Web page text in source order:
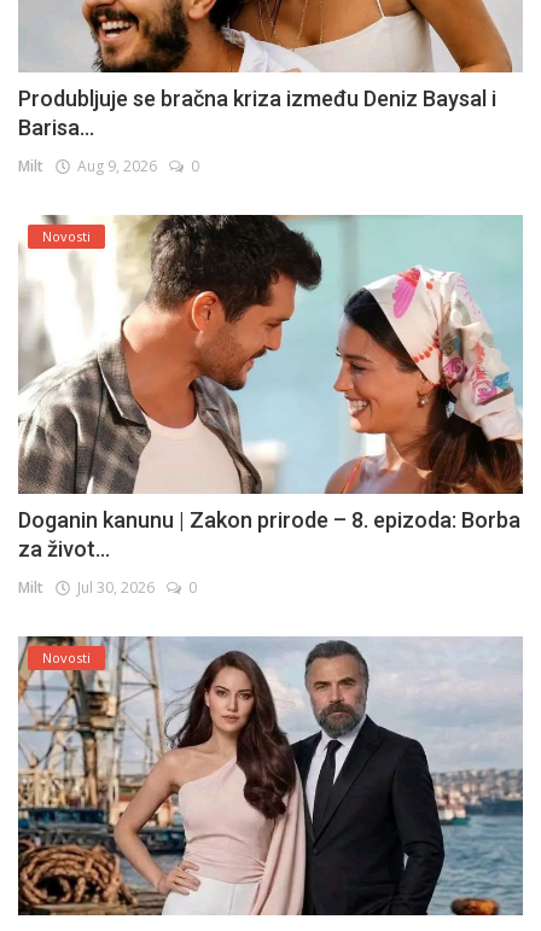
Produbljuje se bračna kriza između Deniz Baysal i
Barisa...
Milt Aug 9, 2026 0
Novosti
Doganin kanunu | Zakon prirode – 8. epizoda: Borba
za život...
Milt Jul 30, 2026 0
Novosti